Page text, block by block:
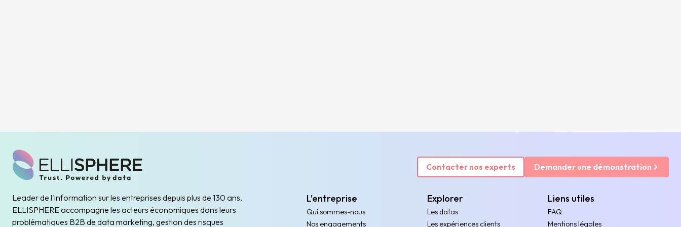
Contacter nos experts Demander une démonstration
Leader de l'information sur les entreprises depuis plus de 130 ans,
ELLISPHERE accompagne les acteurs économiques dans leurs
problématiques B2B de data marketing, gestion des risques
L'entreprise
Qui sommes-nous
Nos engagements
Explorer
Les datas
Les expériences clients
Liens utiles
FAQ
Mentions légales